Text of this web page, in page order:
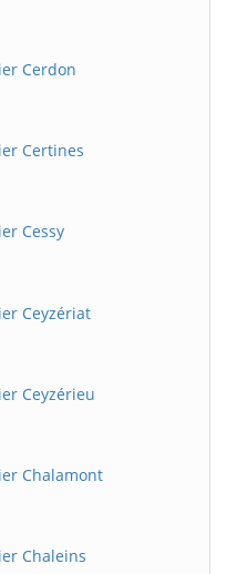
Cerdon
Certines
Cessy
Ceyzériat
Ceyzérieu
Chalamont
Chaleins